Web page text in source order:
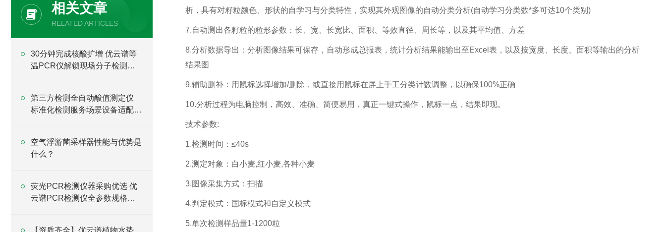
析，具有对籽粒颜色、形状的自学习与分类特性，实现其外观图像的自动分类分析(自动学习分类数*多可达10个类别)
7.自动测出各籽粒的粒形参数：长、宽、长宽比、面积、等效直径、周长等，以及其平均值、方差
8.分析数据导出：分析图像结果可保存，自动形成总报表，统计分析结果能输出至Excel表，以及按宽度、长度、面积等输出的分析
结果图
9.辅助删补：用鼠标选择增加/删除，或直接用鼠标在屏上手工分类计数调整，以确保100%正确
10.分析过程为电脑控制，高效、准确、简便易用，真正一键式操作，鼠标一点，结果即现。
技术参数:
1.检测时间：≤40s
2.测定对象：白小麦,红小麦,各种小麦
3.图像采集方式：扫描
4.判定模式：国标模式和自定义模式
5.单次检测样品量1-1200粒
相关文章
RELATED ARTICLES
30分钟完成核酸扩增 优云谱等
温PCR仪解锁现场分子检测新
第三方检测全自动酸值测定仪
标准化检测服务场景设备适配盘
空气浮游菌采样器性能与优势是
什么？
荧光PCR检测仪器采购优选 优
云谱PCR检测仪全参数规格齐
【资质齐全】优云谱植物水势